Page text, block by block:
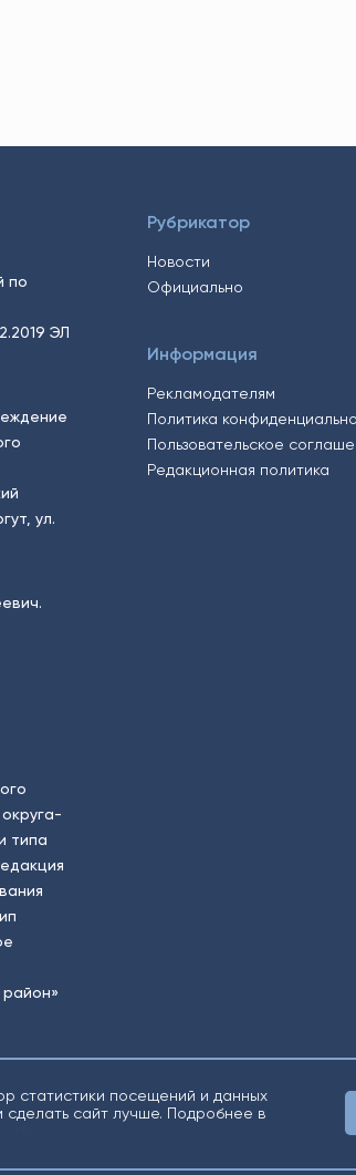
по
ЭЛ
ул.
типа
Рубрикатор
Новости
Официально
Информация
Рекламодателям
Политика
Пользовательское
Редакционная политика
статистики посещений и данных
сайт лучше. Подробнее в